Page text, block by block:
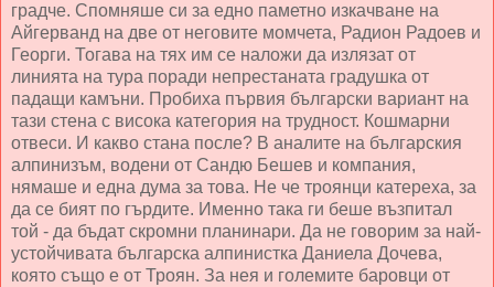
градче. Спомняше си за едно паметно изкачване на
Айгерванд на две от неговите момчета, Радион Радоев и
Георги. Тогава на тях им се наложи да излязат от
линията на тура поради непрестаната градушка от
падащи камъни. Пробиха първия български вариант на
тази стена с висока категория на трудност. Кошмарни
отвеси. И какво стана после? В аналите на българския
алпинизъм, водени от Сандю Бешев и компания,
нямаше и една дума за това. Не че троянци катереха, за
да се бият по гърдите. Именно така ги беше възпитал
той - да бъдат скромни планинари. Да не говорим за най-
устойчивата българска алпинистка Даниела Дочева,
която също е от Троян. За нея и големите баровци от